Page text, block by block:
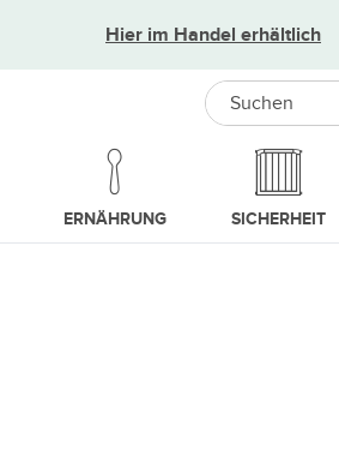
Hier im Handel erhältlich
Search
ERNÄHRUNG SICHERHEIT